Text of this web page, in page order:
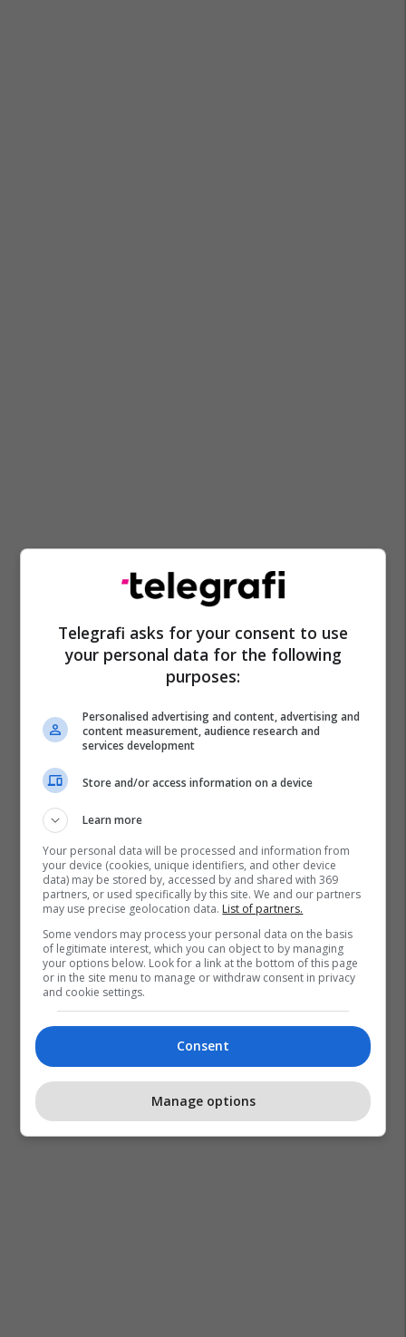
Telegrafi asks for your consent to use
your personal data for the following
purposes:
Personalised advertising and content, advertising and
content measurement, audience research and
services development
Store and/or access information on a device
Learn more
Your personal data will be processed and information from
your device (cookies, unique identifiers, and other device
data) may be stored by, accessed by and shared with 369
partners, or used specifically by this site. We and our partners
may use precise geolocation data. List of partners.
Some vendors may process your personal data on the basis
of legitimate interest, which you can object to by managing
your options below. Look for a link at the bottom of this page
or in the site menu to manage or withdraw consent in privacy
and cookie settings.
Consent
Manage options